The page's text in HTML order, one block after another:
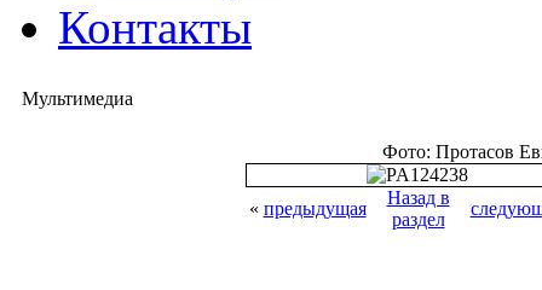
Контакты
Мультимедиа
Фото: Протасов
« предыдущая
Назад в
раздел